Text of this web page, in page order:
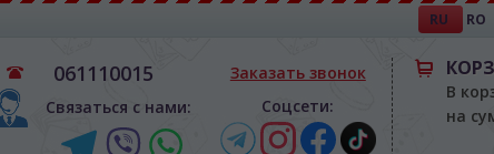
RU RO
061110015
Связаться с нами:
Заказать звонок
Соцсети:
В
на